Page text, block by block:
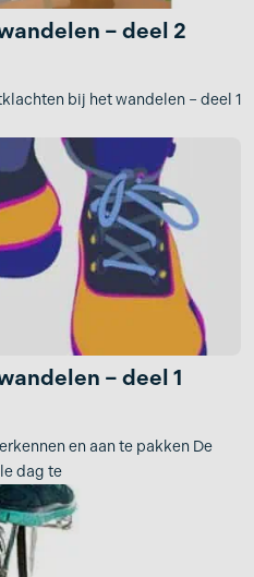
– deel 2
bij het wandelen – deel 1
– deel 1
en aan te pakken De
dag te